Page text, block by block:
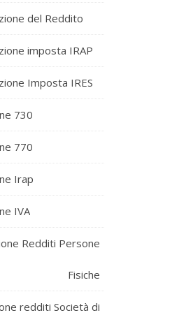
del Reddito
imposta IRAP
Imposta IRES
730
770
Irap
IVA
Redditi Persone
Fisiche
redditi Società di